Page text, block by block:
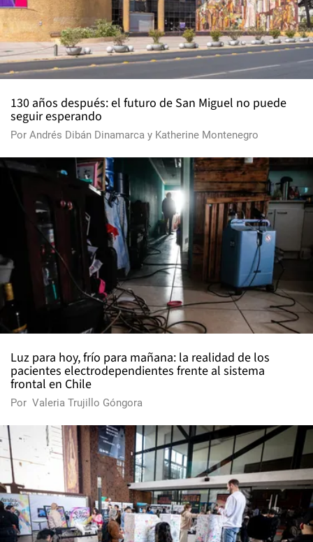
130 años después: el futuro de San Miguel no puede
seguir esperando
Por Andrés Dibán Dinamarca y Katherine Montenegro
Luz para hoy, frío para mañana: la realidad de los
pacientes electrodependientes frente al sistema
frontal en Chile
Por Valeria Trujillo Góngora